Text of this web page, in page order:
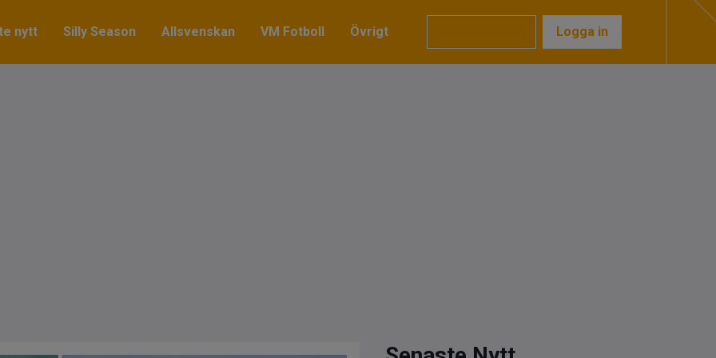
nytt Silly Season Allsvenskan VM Fotboll Övrigt Logga in